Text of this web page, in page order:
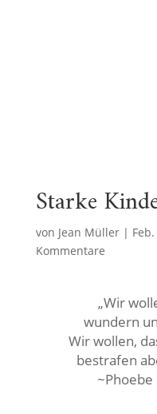
Starke
von Jean Müller|
Kommentare
„Wir
wundern
Wir wollen,
bestrafen